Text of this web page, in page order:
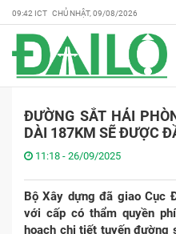
09:42 ICT CHỦ NHẬT, 09/08/2026
ĐƯỜNG SẮT HẢI
DÀI 187KM SẼ ĐƯỢC
11:18 - 26/09/2025
Bộ Xây dựng đã giao Cục
với cấp có thẩm quyền
hoạch chi tiết tuyến đường